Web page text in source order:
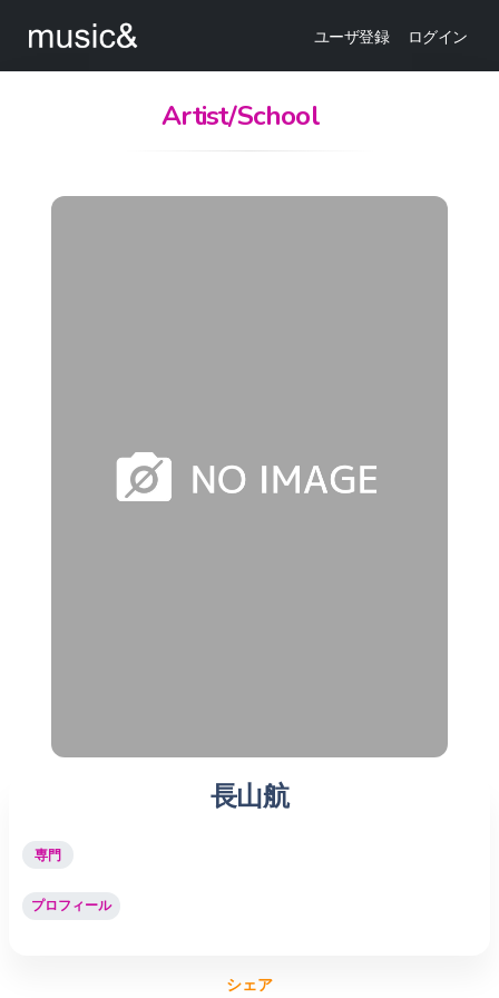
ユーザ登録 ログイン
Artist/School
長山航
専門
プロフィール
シェア